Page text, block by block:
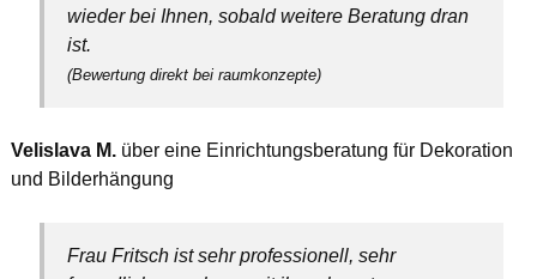
wieder bei Ihnen, sobald weitere Beratung dran
ist.
(Bewertung direkt bei raumkonzepte)
Velislava M. über eine Einrichtungsberatung für Dekoration
und Bilderhängung
Frau Fritsch ist sehr professionell, sehr